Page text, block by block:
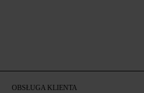
OBSŁUGA KLIENTA